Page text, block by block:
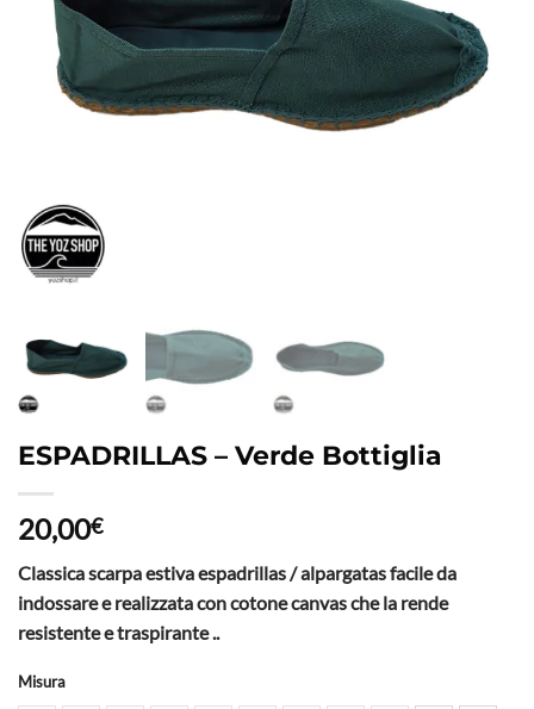
ESPADRILLAS – Verde Bottiglia
20,00€
Classica scarpa estiva espadrillas / alpargatas facile da
indossare e realizzata con cotone canvas che la rende
resistente e traspirante ..
Misura